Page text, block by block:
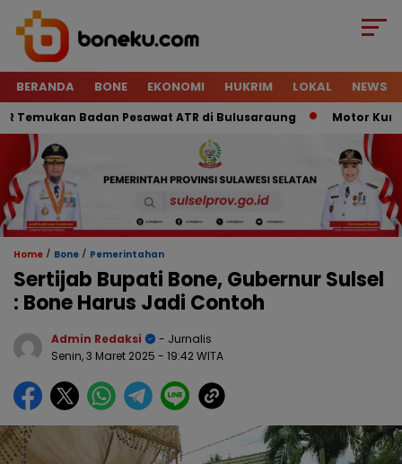
BERANDA BONE EKONOMI HUKRIM LOKAL NEWS
Badan Pesawat ATR di Bulusaraung Motor Kurir
Home / Bone / Pemerintahan
Sertijab Bupati Bone, Gubernur Sulsel
: Bone Harus Jadi Contoh
Admin Redaksi
- Jurnalis
Senin, 3 Maret 2025 - 19:42 WITA